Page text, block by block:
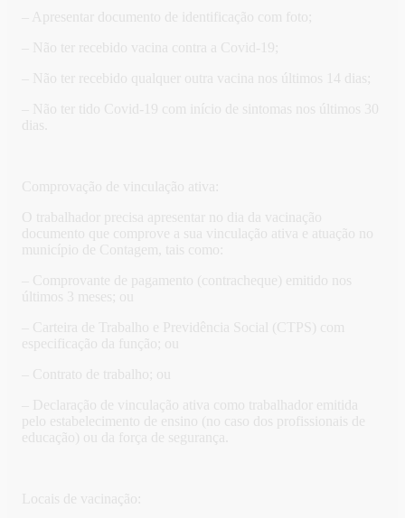
– Apresentar documento de identificação com foto;
– Não ter recebido vacina contra a Covid-19;
– Não ter recebido qualquer outra vacina nos últimos 14 dias;
– Não ter tido Covid-19 com início de sintomas nos últimos 30
dias.
Comprovação de vinculação ativa:
O trabalhador precisa apresentar no dia da vacinação
documento que comprove a sua vinculação ativa e atuação no
município de Contagem, tais como:
– Comprovante de pagamento (contracheque) emitido nos
últimos 3 meses; ou
– Carteira de Trabalho e Previdência Social (CTPS) com
especificação da função; ou
– Contrato de trabalho; ou
– Declaração de vinculação ativa como trabalhador emitida
pelo estabelecimento de ensino (no caso dos profissionais de
educação) ou da força de segurança.
Locais de vacinação: